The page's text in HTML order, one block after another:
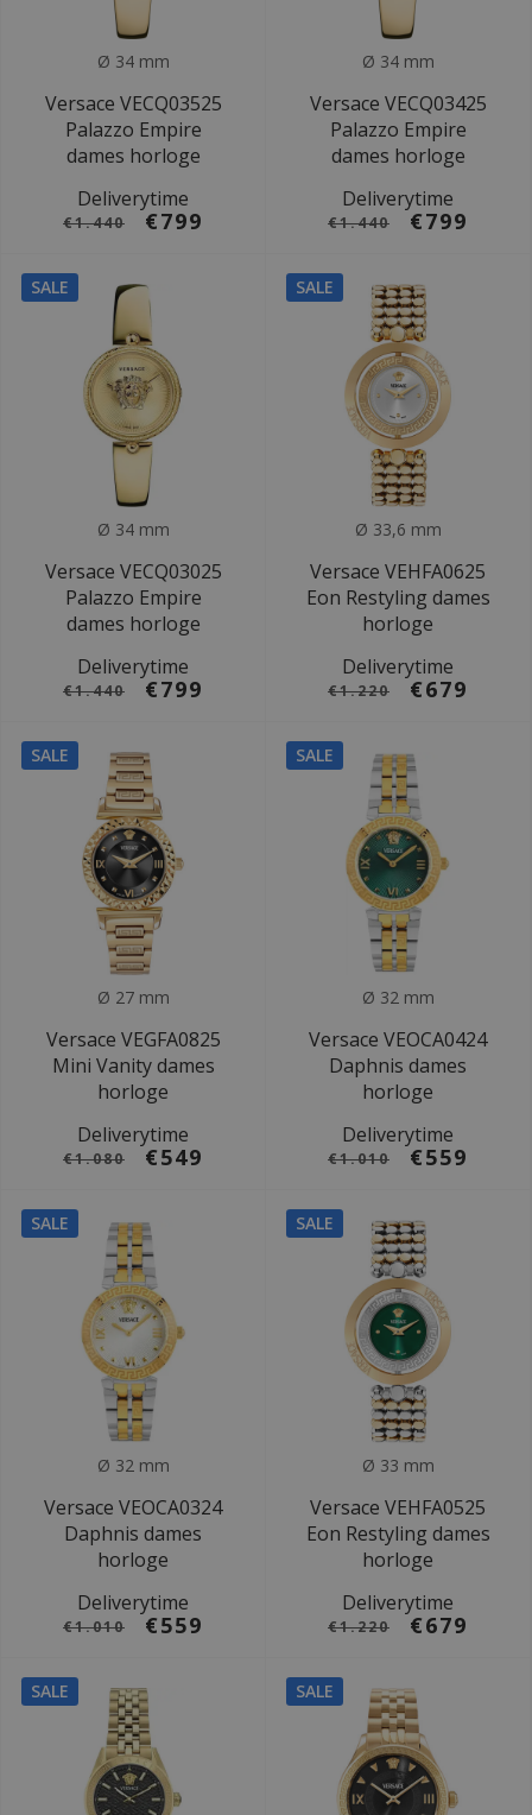
Ø 34 mm
Versace VECQ03525
Palazzo Empire
dames horloge
Deliverytime
€1.440 €799
Ø 34 mm
Versace VECQ03425
Palazzo Empire
dames horloge
Deliverytime
€1.440 €799
SALE
Ø 34 mm
Versace VECQ03025
Palazzo Empire
dames horloge
Deliverytime
€1.440 €799
SALE
Ø 33,6 mm
Versace VEHFA0625
Eon Restyling dames
horloge
Deliverytime
€1.220 €679
SALE
Ø 27 mm
Versace VEGFA0825
Mini Vanity dames
horloge
Deliverytime
€1.080 €549
SALE
Ø 32 mm
Versace VEOCA0424
Daphnis dames
horloge
Deliverytime
€1.010 €559
SALE
Ø 32 mm
Versace VEOCA0324
Daphnis dames
horloge
Deliverytime
€1.010 €559
SALE
Ø 33 mm
Versace VEHFA0525
Eon Restyling dames
horloge
Deliverytime
€1.220 €679
SALE SALE